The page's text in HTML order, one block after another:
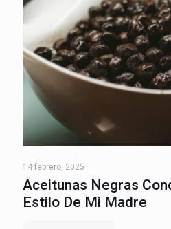
14 febrero, 2025
Aceitunas Negras
Estilo De Mi Madre